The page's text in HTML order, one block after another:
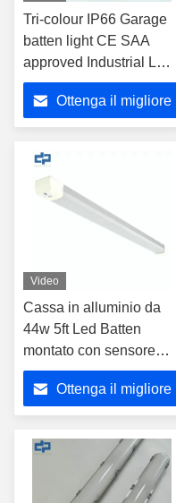
Tri-colour IP66 Garage
batten light CE SAA
approved Industrial LED
Lighting fixture 1500mm
Weatherproof LED
Batten Light 5FT 3CCT
light fitting
Ottenga il migliore
Video
Cassa in alluminio da
44w 5ft Led Batten
montato con sensore
1500mm Bianco Latte
Ottenga il migliore